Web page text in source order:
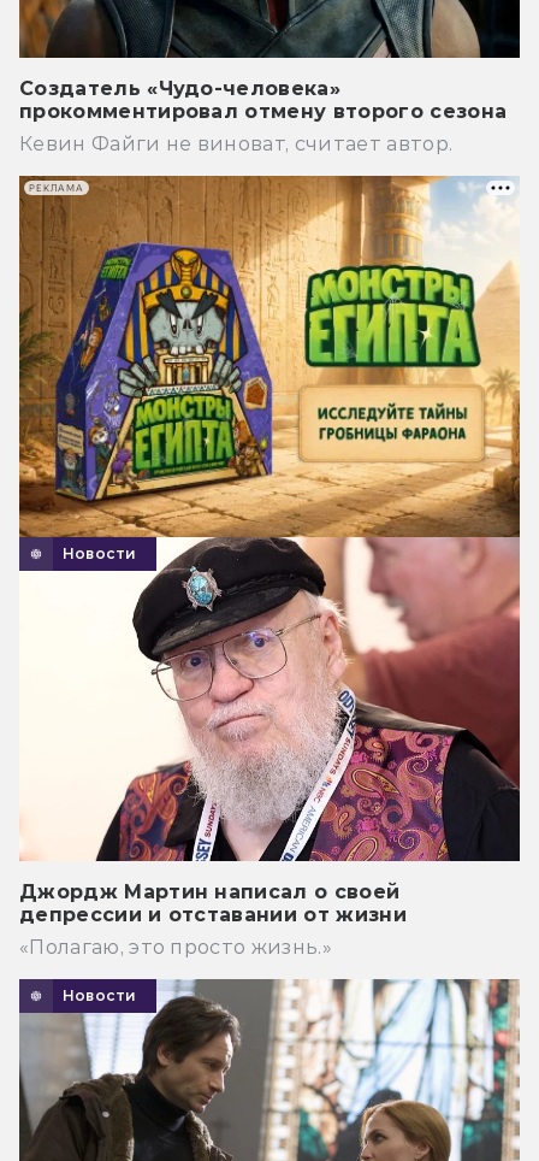
Создатель «Чудо-человека»
прокомментировал отмену второго сезона
Кевин Файги не виноват, считает автор.
Новости
Джордж Мартин написал о своей
депрессии и отставании от жизни
«Полагаю, это просто жизнь.»
Новости
РЕКЛАМА